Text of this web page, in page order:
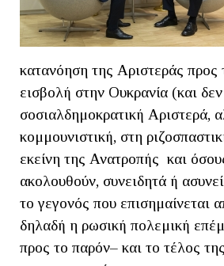
κατανόηση της Αριστεράς προς
εισβολή στην Ουκρανία (και
σοσιαλδημοκρατική Αριστερά,
κομμουνιστική, στη
εκείνη της Ανατροπής και
ακολουθούν, συνειδητά ή
το γεγονός που επισημαίνεται
δηλαδή η ρωσική πολεμική
προς το παρόν– και το τέλος της